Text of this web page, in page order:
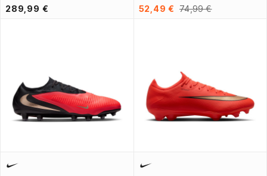
289,99 € 52,49 € 74,99 €